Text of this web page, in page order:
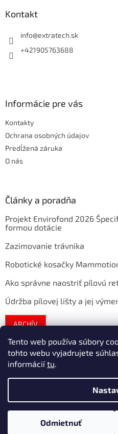
Tento web používa súbory
tohto webu vyjadrujete
informáciítu.
Odmietnuť
Kontakt
info@extratech.sk
+421905763688
Informácie pre vás
Kontakty
Ochrana osobných údajov
Predĺžená záruka
O nás
Články a poradňa
Projekt Envirofond 2026
formou dotácie
Zazimovanie trávnika
Robotické kosačky
Ako správne naostriť pílovú
Údržba pílovej lišty a jej
ARCHÍV
extratech.